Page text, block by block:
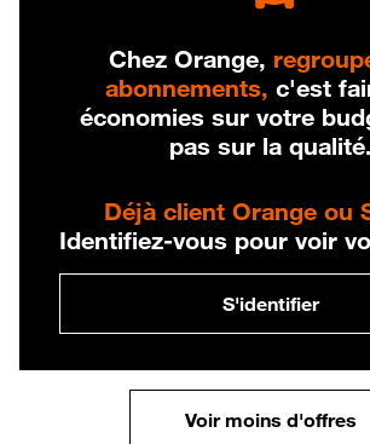
Chez Orange,
abonnements, c'est
économies sur votre
pas sur la qualité.
Déjà client Orange ou
Identifiez-vous pour voir
S'identifier
Voir moins d'offres